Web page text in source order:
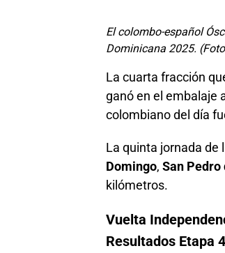
El colombo-español
Dominicana 2025.
La cuarta fracción
ganó en el embalaje
colombiano del día
La quinta jornada
Domingo, San
kilómetros.
Vuelta
Resultados Etapa